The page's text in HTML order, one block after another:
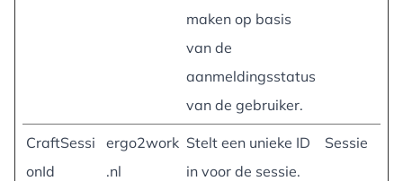
maken op basis
van de
aanmeldingsstatus
van de gebruiker.
CraftSessi
onId
ergo2work
.nl
Stelt een unieke ID
in voor de sessie.
Sessie